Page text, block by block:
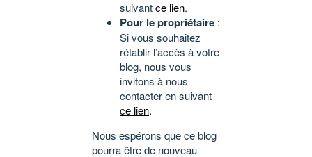
suivantce lien.
Pour le propriétaire :
Si vous souhaitez
rétablir l’accès à votre
blog, nous vous
invitons à nous
contacter en suivant
ce lien.
Nous espérons que ce blog
pourra être de nouveau